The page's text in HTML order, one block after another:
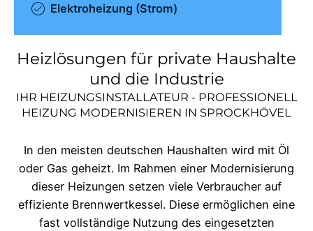
Elektroheizung (Strom)
Heizlösungen für private Haushalte
und die Industrie
IHR HEIZUNGSINSTALLATEUR - PROFESSIONELL
HEIZUNG MODERNISIEREN IN SPROCKHÖVEL
In den meisten deutschen Haushalten wird mit Öl
oder Gas geheizt. Im Rahmen einer Modernisierung
dieser Heizungen setzen viele Verbraucher auf
effiziente Brennwertkessel. Diese ermöglichen eine
fast vollständige Nutzung des eingesetzten